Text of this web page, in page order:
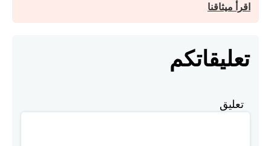
اقرأ ميثاقنا
تعليقاتكم
تعليق